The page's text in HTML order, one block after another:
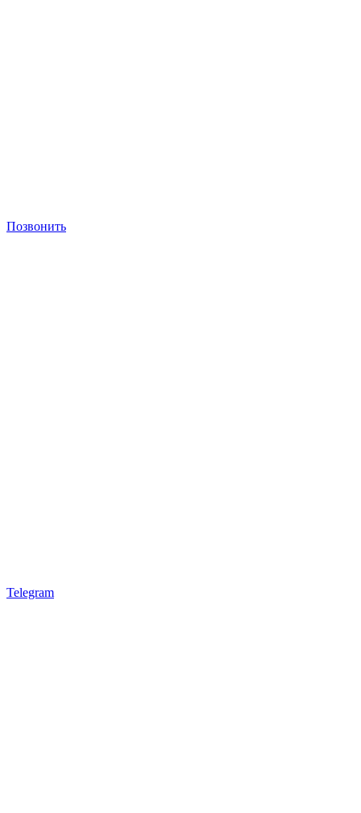
Позвонить
Telegram